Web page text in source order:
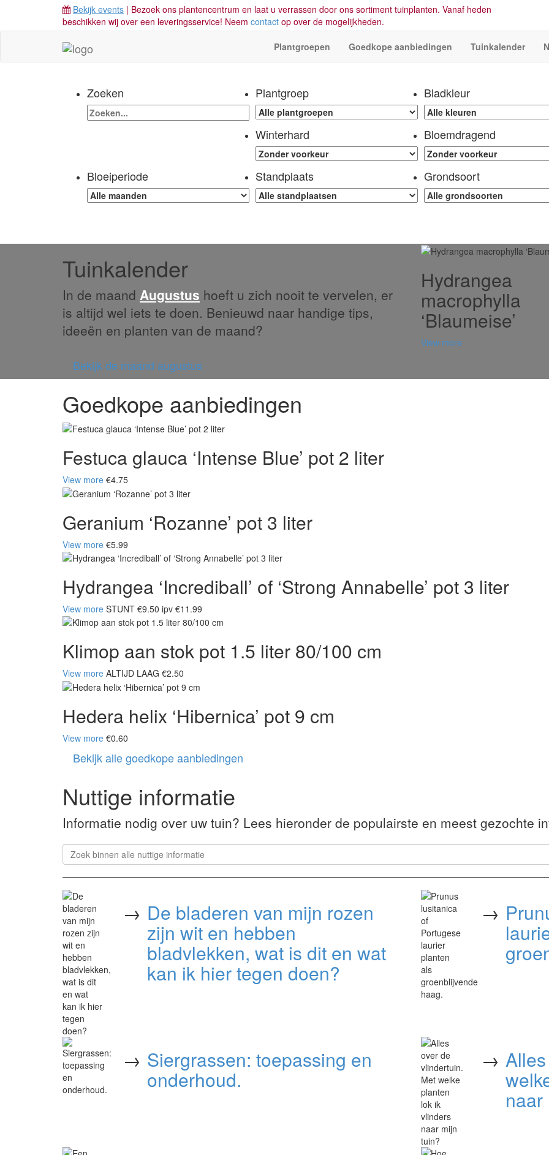
Bekijk events | Bezoek ons plantencentrum en laat u verrassen door ons sortiment tuinplanten. Vanaf heden
beschikken wij over een leveringsservice! Neem contact op over de mogelijkheden.
Plantgroepen Goedkope aanbiedingen Tuinkalender
Zoeken Plantgroep Bladkleur
Winterhard Bloemdragend
Bloeiperiode Standplaats Grondsoort
Tuinkalender
In de maand Augustus hoeft u zich nooit te vervelen, er
is altijd wel iets te doen. Benieuwd naar handige tips,
ideeën en planten van de maand?
Bekijk de maand augustus
Hydrangea
macrophylla
‘Blaumeise’
View more
Goedkope aanbiedingen
Festuca glauca ‘Intense Blue’ pot 2 liter
View more €4.75
Geranium ‘Rozanne’ pot 3 liter
View more €5.99
Hydrangea ‘Incrediball’ of ‘Strong Annabelle’ pot 3 liter
View more STUNT €9.50 ipv €11.99
Klimop aan stok pot 1.5 liter 80/100 cm
View more ALTIJD LAAG €2.50
Hedera helix ‘Hibernica’ pot 9 cm
View more €0.60
Bekijk alle goedkope aanbiedingen
Nuttige informatie
Informatie nodig over uw tuin? Lees hieronder de populairste en meest gezochte
→ De bladeren van mijn rozen
zijn wit en hebben
bladvlekken, wat is dit en wat
kan ik hier tegen doen?
→
→ Siergrassen: toepassing en
onderhoud.
→
naar